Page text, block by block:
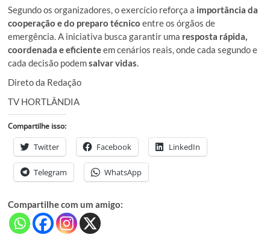
Segundo os organizadores, o exercício reforça a importância da
cooperação e do preparo técnico entre os órgãos de
emergência. A iniciativa busca garantir uma resposta rápida,
coordenada e eficienteem cenários reais, onde cada segundo e
cada decisão podemsalvar vidas.
Direto da Redação
TV HORTLÂNDIA
Compartilhe isso:
Twitter Facebook LinkedIn
Telegram WhatsApp
Compartilhe com um amigo: